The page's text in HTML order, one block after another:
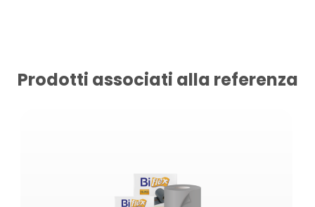
Prodotti associati alla referenza